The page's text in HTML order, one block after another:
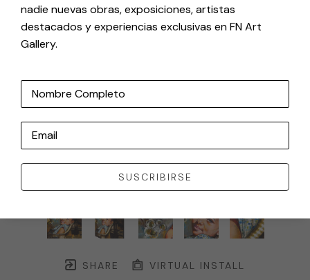
SHARE VIRTUAL INSTALL
nadie nuevas obras, exposiciones, artistas
destacados y experiencias exclusivas en FN Art
Gallery.
Nombre Completo
Email
SUSCRIBIRSE